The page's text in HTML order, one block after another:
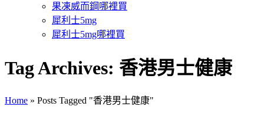
果凍威而鋼哪裡買
犀利士5mg
犀利士5mg哪裡買
Tag Archives: 香港男士健康
Home » Posts Tagged "香港男士健康"